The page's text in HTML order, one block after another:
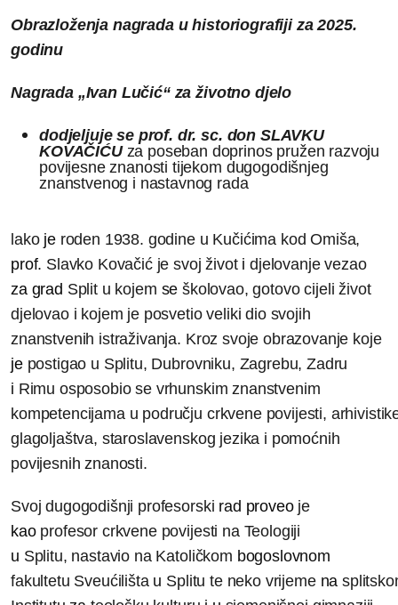
Obrazloženja nagrada u historiografiji za 2025.
godinu
Nagrada „Ivan Lučić“ za životno djelo
dodjeljuje se prof. dr. sc. don SLAVKU
KOVAČIĆUza poseban doprinos pružen razvoju
povijesne znanosti tijekom dugogodišnjeg
znanstvenog i nastavnog rada
lako je roden 1938. godine u Kučićima kod Omiša,
prof. Slavko Kovačić je svoj život idjelovanje vezao
za grad Split u kojem seškolovao, gotovo cijeli život
djelovao i kojem je posvetio veliki dio svojih
znanstvenih istraživanja. Kroz svoje obrazovanje koje
je postigao u Splitu, Dubrovniku, Zagrebu, Zadru
i Rimu osposobio se vrhunskim znanstvenim
kompetencijama u području crkvene povijesti,
glagoljaštva, staroslavenskog jezika i pomoćnih
povijesnih znanosti.
Svoj dugogodišnji profesorski rad proveo je
kao profesor crkvene povijesti na Teologiji
u Splitu, nastavio na Katoličkom bogoslovnom
fakultetu Sveućilišta u Splitu te neko vrijeme na